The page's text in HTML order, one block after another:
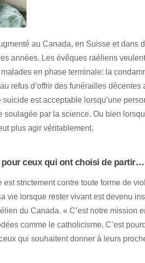
au Canada, en Suisse et dans
années. Les évêques raéliens
en phase terminale: la
refus d’offrir des funérailles
est acceptable lorsqu’une
par la science. Ou bien
plus agir véritablement.
ceux qui ont choisi de partir…
strictement contre toute forme de
vie lorsque rester vivant est devenu
du Canada. « C’est notre mission
comme le catholicisme. C’est
qui souhaitent donner à leurs